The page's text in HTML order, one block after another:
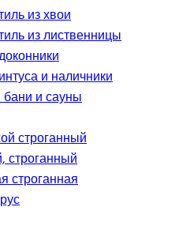
из хвои
из лиственницы
и наличники
и сауны
строганный
строганный
строганная